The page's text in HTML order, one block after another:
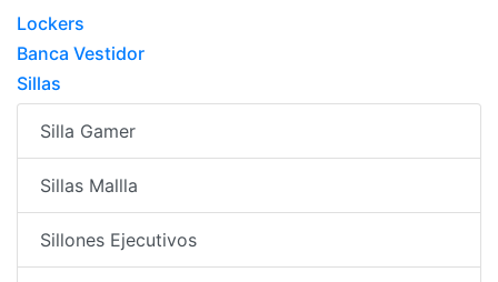
Lockers
Banca Vestidor
Sillas
Silla Gamer
Sillas Mallla
Sillones Ejecutivos